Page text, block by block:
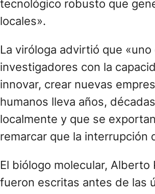
tecnológico robusto que
locales».
La viróloga advirtió que
investigadores con la
innovar, crear nuevas
humanos lleva años,
localmente y que se
remarcar que la interrupción
El biólogo molecular,
fueron escritas antes de las